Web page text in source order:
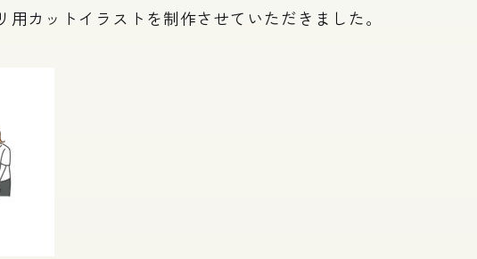
カットイラストを制作させていただきました。